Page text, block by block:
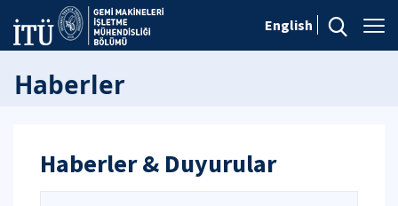
English
Haberler
Haberler & Duyurular